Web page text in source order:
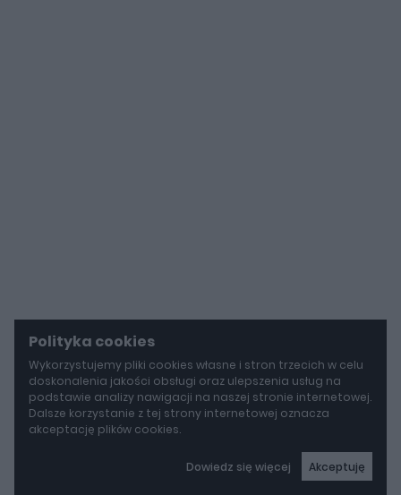
Polityka cookies
Wykorzystujemy pliki cookies własne i stron trzecich w celu
doskonalenia jakości obsługi oraz ulepszenia usług na
podstawie analizy nawigacji na naszej stronie internetowej.
Dalsze korzystanie z tej strony internetowej oznacza
akceptację plików cookies.
Dowiedz się więcej Akceptuję